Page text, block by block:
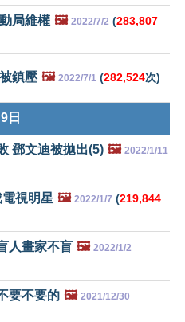
局維權 🖼️ 2022/7/2 (283,807
鎮壓 🖼️ 2022/7/1 (282,524次)
日
鄧文迪被拋出(5) 🖼️ 2022/1/11
視明星 🖼️ 2022/1/7 (219,844
人畫家不盲 🖼️ 2022/1/2
要不要的 🖼️ 2021/12/30